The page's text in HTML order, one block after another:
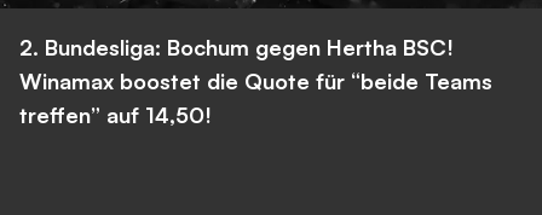
2. Bundesliga: Bochum gegen Hertha BSC!
Winamax boostet die Quote für “beide Teams
treffen” auf 14,50!